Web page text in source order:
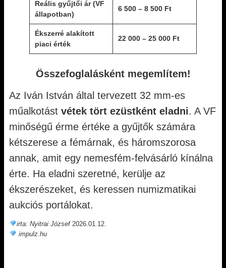
Reális gyűjtői ár (VF
állapotban)
6 500 – 8 500 Ft
Ékszerré alakított
piaci érték
22 000 – 25 000 Ft
Összefoglalásként megemlítem!
Az Iván István által tervezett 32 mm-es
műalkotást vétek tört ezüstként eladni. A VF
minőségű érme értéke a gyűjtők számára
kétszerese a fémárnak, és háromszorosa
annak, amit egy nemesfém-felvásárló kínálna
érte. Ha eladni szeretné, kerülje az
ékszerészeket, és keressen numizmatikai
aukciós portálokat.
irta: Nyitrai József2026.01.12.
impulz.hu